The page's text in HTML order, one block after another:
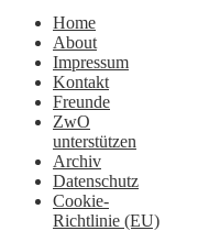
Home
About
Impressum
Kontakt
Freunde
ZwO
unterstützen
Archiv
Datenschutz
Cookie-
Richtlinie (EU)